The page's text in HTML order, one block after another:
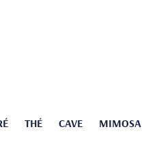
THÉ CAVE MIMOSA